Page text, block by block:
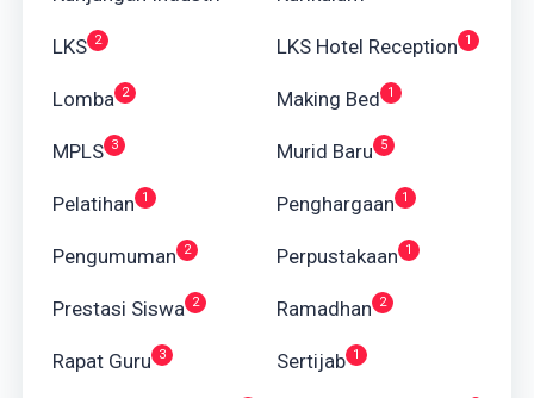
LKS 2 LKS Hotel Reception 1
Lomba 2 Making Bed 1
MPLS 3 Murid Baru 5
Pelatihan 1 Penghargaan 1
Pengumuman 2 Perpustakaan 1
Prestasi Siswa 2 Ramadhan 2
Rapat Guru 3 Sertijab 1